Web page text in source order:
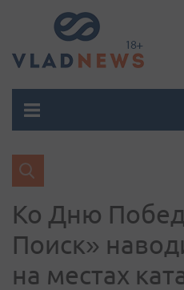
Ко Дню
Поиск»
на местах